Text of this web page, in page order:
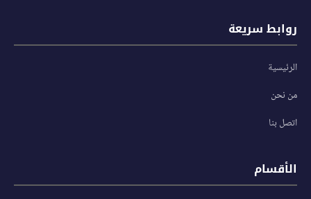
روابط سريعة
الرئيسية
من نحن
اتصل بنا
الأقسام